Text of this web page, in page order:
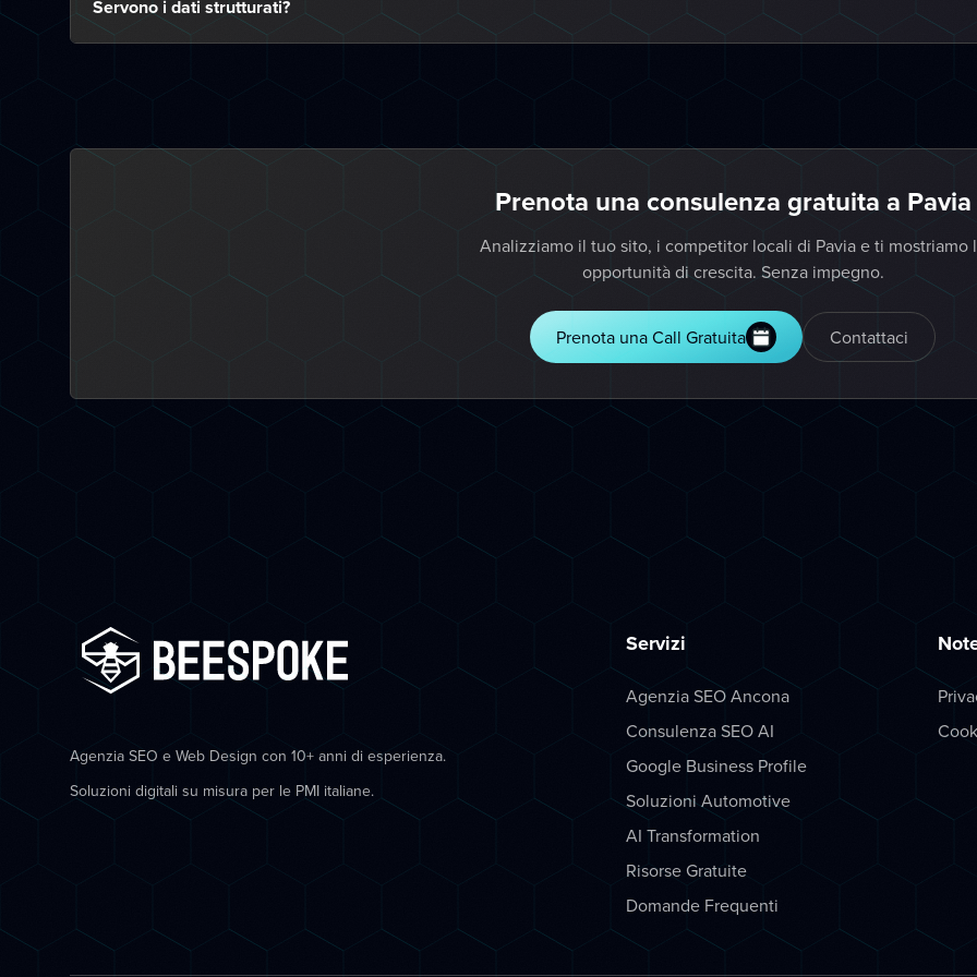
Servono i dati strutturati?
Prenota una consulenza gratuita a Pavia
Analizziamo il tuo sito, i competitor locali di Pavia e ti mostriamo
opportunità di crescita. Senza impegno.
Prenota una Call Gratuita Contattaci
Agenzia SEO e Web Design con 10+ anni di esperienza.
Soluzioni digitali su misura per le PMI italiane.
Servizi
Agenzia SEO Ancona
Consulenza SEO AI
Google Business Profile
Soluzioni Automotive
AI Transformation
Risorse Gratuite
Domande Frequenti